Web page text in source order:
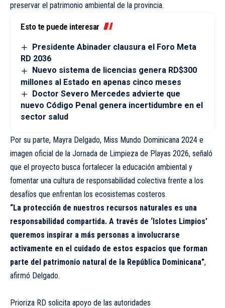
preservar el patrimonio ambiental de la provincia.
Esto te puede interesar
Presidente Abinader clausura el Foro Meta
RD 2036
Nuevo sistema de licencias genera RD$300
millones al Estado en apenas cinco meses
Doctor Severo Mercedes advierte que
nuevo Código Penal genera incertidumbre en el
sector salud
Por su parte, Mayra Delgado, Miss Mundo Dominicana 2024 e
imagen oficial de la Jornada de Limpieza de Playas 2026, señaló
que el proyecto busca fortalecer la educación ambiental y
fomentar una cultura de responsabilidad colectiva frente a los
desafíos que enfrentan los ecosistemas costeros.
“La protección de nuestros recursos naturales es una
responsabilidad compartida. A través de ‘Islotes Limpios’
queremos inspirar a más personas a involucrarse
activamente en el cuidado de estos espacios que forman
parte del patrimonio natural de la República Dominicana”,
afirmó Delgado.
Prioriza RD solicita apoyo de las autoridades